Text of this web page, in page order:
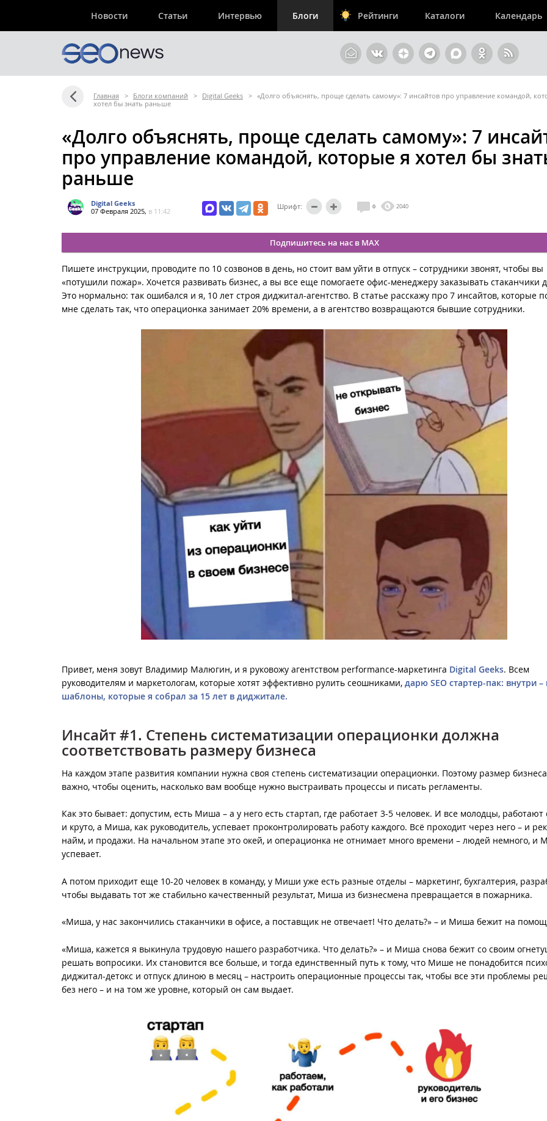
Новости Статьи Интервью Блоги Рейтинги Каталоги Календарь
Главная > Блоги компаний > Digital Geeks > «Долго объяснять, проще сделать самому»: 7 инсайтов про управление командой,
хотел бы знать раньше
«Долго объяснять, проще сделать самому»: 7
про управление командой, которые я хотел бы
раньше
Digital Geeks
07 Февраля 2025, в 11:42
Шрифт: 0 2040
Подпишитесь на нас в MAX
Пишете инструкции, проводите по 10 созвонов в день, но стоит вам уйти в отпуск – сотрудники звонят, чтобы вы
«потушили пожар». Хочется развивать бизнес, а вы все еще помогаете офис-менеджеру заказывать стаканчики
Это нормально: так ошибался и я, 10 лет строя диджитал-агентство. В статье расскажу про 7 инсайтов, которые
мне сделать так, что операционка занимает 20% времени, а в агентство возвращаются бывшие сотрудники.
Привет, меня зовут Владимир Малюгин, и я руковожу агентством performance-маркетинга Digital Geeks. Всем
руководителям и маркетологам, которые хотят эффективно рулить сеошниками, дарю SEO стартер-пак: внутри
шаблоны, которые я собрал за 15 лет в диджитале.
Инсайт #1. Степень систематизации операционки должна
соответствовать размеру бизнеса
На каждом этапе развития компании нужна своя степень систематизации операционки. Поэтому размер бизнеса
важно, чтобы оценить, насколько вам вообще нужно выстраивать процессы и писать регламенты.
Как это бывает: допустим, есть Миша – а у него есть стартап, где работает 3-5 человек. И все молодцы,
и круто, а Миша, как руководитель, успевает проконтролировать работу каждого. Всё проходит через него – и
найм, и продажи. На начальном этапе это окей, и операционка не отнимает много времени – людей немного, и
успевает.
А потом приходит еще 10-20 человек в команду, у Миши уже есть разные отделы – маркетинг, бухгалтерия,
чтобы выдавать тот же стабильно качественный результат, Миша из бизнесмена превращается в пожарника.
«Миша, у нас закончились стаканчики в офисе, а поставщик не отвечает! Что делать?» – и Миша бежит на
«Миша, кажется я выкинула трудовую нашего разработчика. Что делать?» – и Миша снова бежит со своим
решать вопросики. Их становится все больше, и тогда единственный путь к тому, что Мише не понадобится
диджитал-детокс и отпуск длиною в месяц – настроить операционные процессы так, чтобы все эти проблемы
без него – и на том же уровне, который он сам выдает.